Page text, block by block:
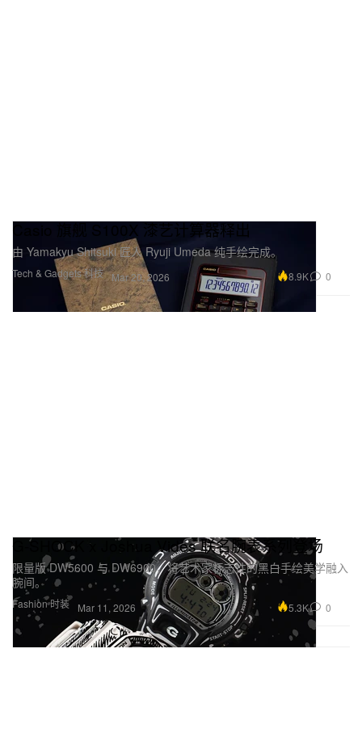
Tech & Gadgets 科技
Casio 旗舰 S100X 漆艺计算器释出
由 Yamakyu Shitsuki 匠人 Ryuji Umeda 纯手绘完成。
Mar 20, 2026 8.9K 0
Fashion 时装
G-SHOCK x Joshua Vides 联名腕表系列登场
限量版 DW5600 与 DW6900，将艺术家标志性的黑白手绘美学融入
腕间。
Mar 11, 2026 5.3K 0